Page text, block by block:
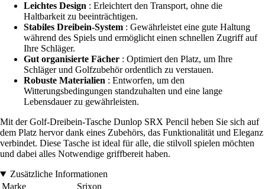
Leichtes Design : Erleichtert den Transport, ohne die
Haltbarkeit zu beeinträchtigen.
Stabiles Dreibein-System : Gewährleistet eine gute Haltung
während des Spiels und ermöglicht einen schnellen Zugriff auf
Ihre Schläger.
Gut organisierte Fächer : Optimiert den Platz, um Ihre
Schläger und Golfzubehör ordentlich zu verstauen.
Robuste Materialien : Entworfen, um den
Witterungsbedingungen standzuhalten und eine lange
Lebensdauer zu gewährleisten.
Mit der Golf-Dreibein-Tasche Dunlop SRX Pencil heben Sie sich auf
dem Platz hervor dank eines Zubehörs, das Funktionalität und Eleganz
verbindet. Diese Tasche ist ideal für alle, die stilvoll spielen möchten
und dabei alles Notwendige griffbereit haben.
Zusätzliche Informationen
Marke
Srixon